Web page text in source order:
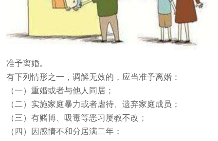
准予离婚。
有下列情形之一，调解无效的，应当准予离婚：
（一）重婚或者与他人同居；
（二）实施家庭暴力或者虐待、遗弃家庭成员；
（三）有赌博、吸毒等恶习屡教不改；
（四）因感情不和分居满二年；